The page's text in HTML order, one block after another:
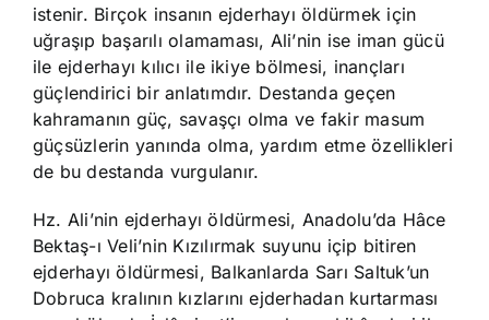
istenir. Birçok insanın ejderhayı öldürmek için
uğraşıp başarılı olamaması, Ali’nin ise iman gücü
ile ejderhayı kılıcı ile ikiye bölmesi, inançları
güçlendirici bir anlatımdır. Destanda geçen
kahramanın güç, savaşçı olma ve fakir masum
güçsüzlerin yanında olma, yardım etme özellikleri
de bu destanda vurgulanır.
Hz. Ali’nin ejderhayı öldürmesi, Anadolu’da Hâce
Bektaş-ı Veli’nin Kızılırmak suyunu içip bitiren
ejderhayı öldürmesi, Balkanlarda Sarı Saltuk’un
Dobruca kralının kızlarını ejderhadan kurtarması